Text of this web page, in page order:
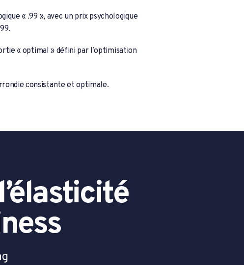
« .99 », avec un prix psychologique
« optimal » défini par l’optimisation
consistante et optimale.